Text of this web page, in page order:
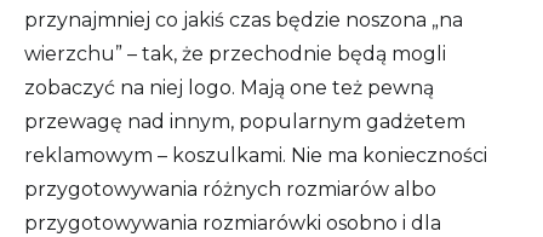
przynajmniej co jakiś czas będzie noszona „na
wierzchu” – tak, że przechodnie będą mogli
zobaczyć na niej logo. Mają one też pewną
przewagę nad innym, popularnym gadżetem
reklamowym – koszulkami. Nie ma konieczności
przygotowywania różnych rozmiarów albo
przygotowywania rozmiarówki osobno i dla